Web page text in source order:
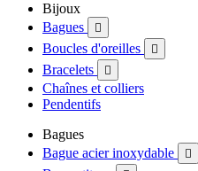
Bijoux
Bagues

Boucles d'oreilles 
Bracelets 
Chaînes et colliers
Pendentifs
Bagues
Bague acier inoxydable
